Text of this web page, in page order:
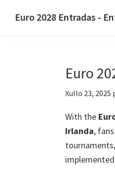
Euro 2028 Entradas -
Euro
Xullo 23, 2025
With the
Irlanda,
tournaments,